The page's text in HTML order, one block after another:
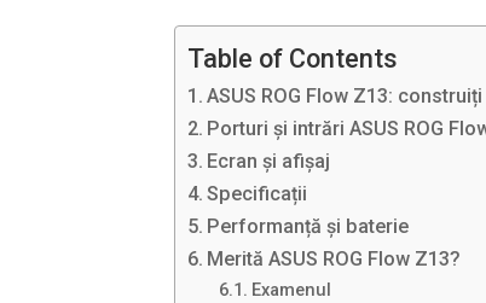
Table of Contents
ASUS ROG Flow Z13:
Porturi și intrări ASUS ROG
Ecran și afișaj
Specificații
Performanță și baterie
Merită ASUS ROG Flow Z13?
Examenul